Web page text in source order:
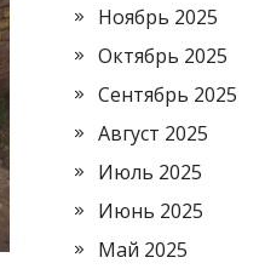
Ноябрь 2025
Октябрь 2025
Сентябрь 2025
Август 2025
Июль 2025
Июнь 2025
Май 2025